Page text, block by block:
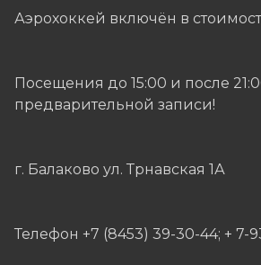
Аэрохоккей включён в
Посещения до 15:00 и после
предварительной записи!
г. Балаково ул. Трнавская 1А
Телефон +7 (8453) 39-30-44; + 7-